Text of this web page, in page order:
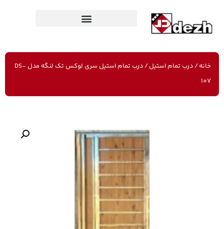
خانه/ درب تمام استیل
/ درب تمام استیل سری لوکس تک لنگه مدل DS-
107